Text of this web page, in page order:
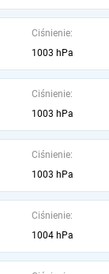
Ciśnienie:
1003 hPa
Ciśnienie:
1003 hPa
Ciśnienie:
1003 hPa
Ciśnienie:
1004 hPa